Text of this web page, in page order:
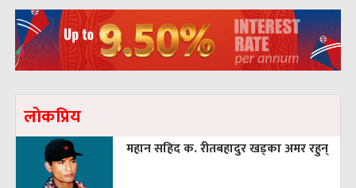
लाेकप्रिय
महान सहिद क. रीतबहादुर खड्‌का अमर रहुन्